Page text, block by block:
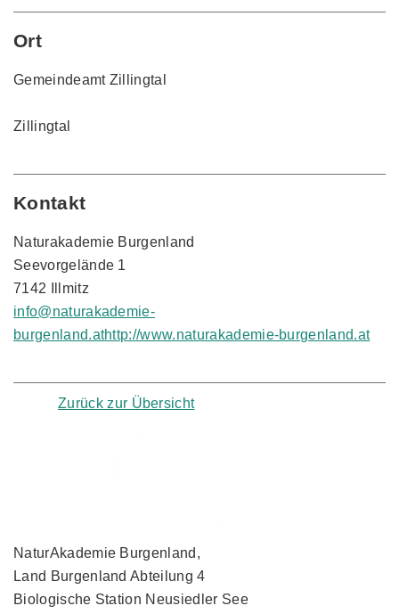
Ort
Gemeindeamt Zillingtal
Zillingtal
Kontakt
Naturakademie Burgenland
Seevorgelände 1
7142 Illmitz
info@naturakademie-
burgenland.athttp://www.naturakademie-burgenland.at
Zurück zur Übersicht
NaturAkademie Burgenland,
Land Burgenland Abteilung 4
Biologische Station Neusiedler See